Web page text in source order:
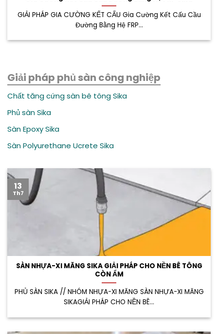
GIẢI PHÁP GIA CƯỜNG KẾT CẤU Gia Cường Kết Cấu Cầu
Đường Bằng Hệ FRP...
Giải pháp phủ sàn công nghiệp
Chất tăng cứng sàn bê tông Sika
Phủ sàn Sika
Sàn Epoxy Sika
Sàn Polyurethane Ucrete Sika
SÀN NHỰA-XI MĂNG SIKA GIẢI PHÁP CHO NỀN BÊ TÔNG
CÒN ẨM
PHỦ SÀN SIKA // NHÓM NHỰA-XI MĂNG SÀN NHỰA-XI MĂNG
SIKAGIẢI PHÁP CHO NỀN BÊ...
13
Th7